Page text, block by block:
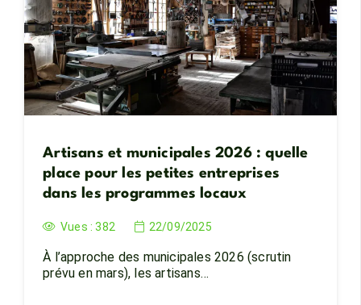
Artisans et municipales 2026 : quelle
place pour les petites entreprises
dans les programmes locaux
Vues :382 22/09/2025
À l’approche des municipales 2026 (scrutin
prévu en mars), les artisans…